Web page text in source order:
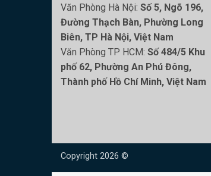
Văn Phòng Hà Nội: Số 5, Ngõ 196,
Đường Thạch Bàn, Phường Long
Biên, TP Hà Nội, Việt Nam
Văn Phòng TP HCM: Số 484/5 Khu
phố 62, Phường An Phú Đông,
Thành phố Hồ Chí Minh, Việt Nam
Copyright 2026 ©